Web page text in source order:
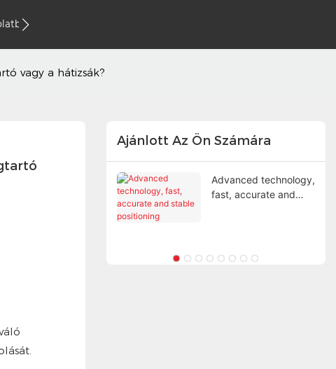
velünk
vagy a hátizsák?
Ajánlott Az Ön Számára
Advanced technology,
fast, accurate and